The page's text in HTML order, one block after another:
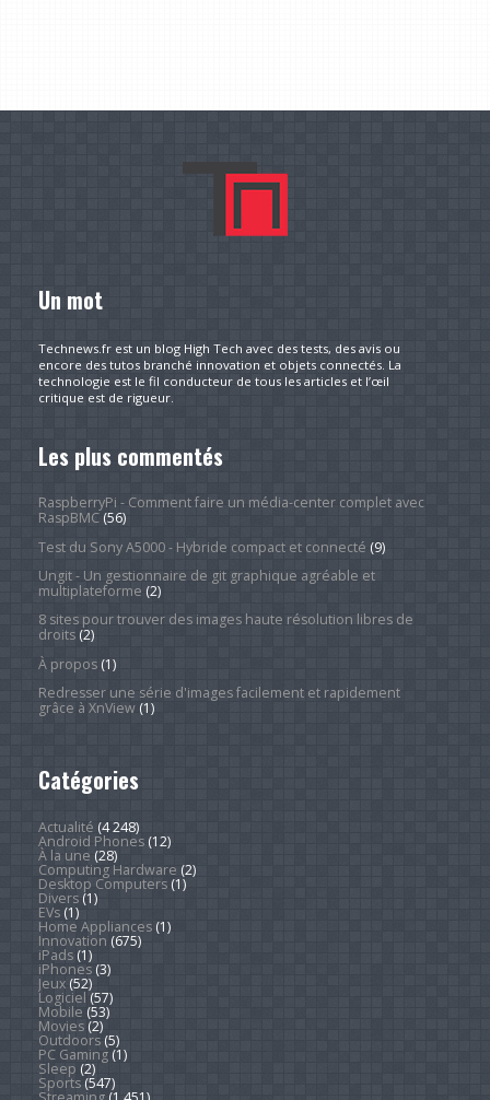
Un mot
Technews.fr est un blog High Tech avec des tests, des avis ou
encore des tutos branché innovation et objets connectés. La
technologie est le fil conducteur de tous les articles et l’œil
critique est de rigueur.
Les plus commentés
RaspberryPi - Comment faire un média-center complet avec
RaspBMC(56)
Test du Sony A5000 - Hybride compact et connecté (9)
Ungit - Un gestionnaire de git graphique agréable et
multiplateforme (2)
8 sites pour trouver des images haute résolution libres de
droits(2)
À propos(1)
Redresser une série d'images facilement et rapidement
grâce à XnView(1)
Catégories
Actualité (4 248)
Android Phones(12)
À la une (28)
Computing Hardware (2)
Desktop Computers(1)
Divers(1)
EVs(1)
Home Appliances(1)
Innovation (675)
iPads(1)
iPhones(3)
Jeux(52)
Logiciel (57)
Mobile (53)
Movies(2)
Outdoors(5)
PC Gaming(1)
Sleep (2)
Sports(547)